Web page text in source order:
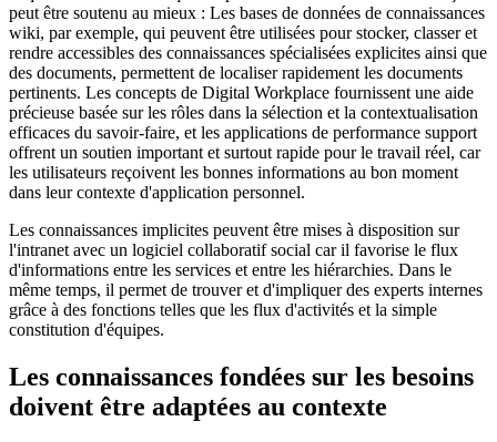
peut être soutenu au mieux : Les bases de données de connaissances
wiki, par exemple, qui peuvent être utilisées pour stocker, classer et
rendre accessibles des connaissances spécialisées explicites ainsi que
des documents, permettent de localiser rapidement les documents
pertinents. Les concepts de Digital Workplace fournissent une aide
précieuse basée sur les rôles dans la sélection et la contextualisation
efficaces du savoir-faire, et les applications de performance support
offrent un soutien important et surtout rapide pour le travail réel, car
les utilisateurs reçoivent les bonnes informations au bon moment
dans leur contexte d'application personnel.
Les connaissances implicites peuvent être mises à disposition sur
l'intranet avec un logiciel collaboratif social car il favorise le flux
d'informations entre les services et entre les hiérarchies. Dans le
même temps, il permet de trouver et d'impliquer des experts internes
grâce à des fonctions telles que les flux d'activités et la simple
constitution d'équipes.
Les connaissances fondées sur les besoins
doivent être adaptées au contexte